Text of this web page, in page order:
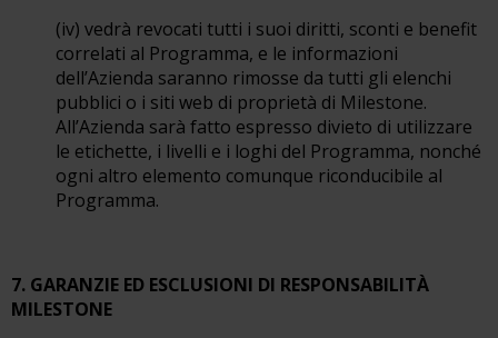
(iv) vedrà revocati tutti i suoi diritti, sconti e benefit
correlati al Programma, e le informazioni
dell’Azienda saranno rimosse da tutti gli elenchi
pubblici o i siti web di proprietà di Milestone.
All’Azienda sarà fatto espresso divieto di utilizzare
le etichette, i livelli e i loghi del Programma, nonché
ogni altro elemento comunque riconducibile al
Programma.
7. GARANZIE ED ESCLUSIONI DI RESPONSABILITÀ
MILESTONE